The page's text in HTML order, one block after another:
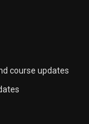
course updates